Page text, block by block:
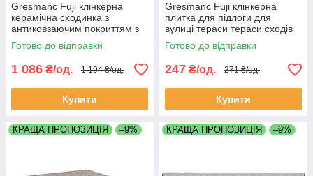
Gresmanc Fuji клінкерна
керамічна сходинка з
антиковзаючим покриттям з
конавкою для вулиці тераси
сходів ганку
Готово до відправки
1 086 ₴/од. 1 194 ₴/од.
Купити
Gresmanc Fuji клінкерна
плитка для підлоги для
вулиці тераси тераси сходів
ганку
Готово до відправки
247 ₴/од. 271 ₴/од.
Купити
КРАЩА ПРОПОЗИЦІЯ –9% КРАЩА ПРОПОЗИЦІЯ –9%